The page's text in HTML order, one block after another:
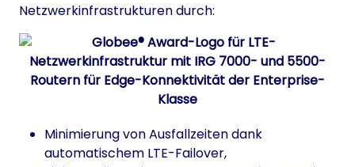
Netzwerkinfrastrukturen durch:
Minimierung von Ausfallzeiten dank
automatischem LTE-Failover,